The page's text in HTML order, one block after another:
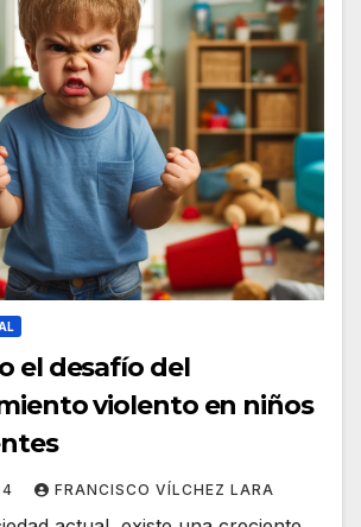
el desafío del
violento en niños
FRANCISCO VÍLCHEZ LARA